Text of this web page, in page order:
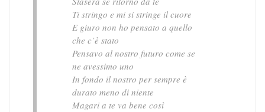
Ti stringo e mi si stringe il cuore
E giuro non ho pensato a quello
che c’è stato
Pensavo al nostro futuro come se
ne avessimo uno
In fondo il nostro per sempre è
durato meno di niente
Magari a te va bene così